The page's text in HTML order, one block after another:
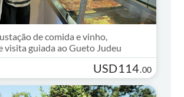
de comida e vinho,
visita guiada ao Gueto Judeu
USD114.00